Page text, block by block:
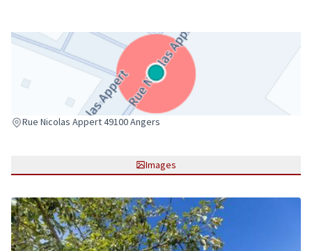
Rue Nicolas Appert 49100 Angers
(Lien externe)
Images